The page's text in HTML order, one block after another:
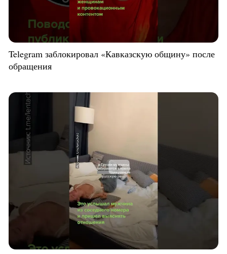
Telegram заблокировал «Кавказскую общину» после
обращения